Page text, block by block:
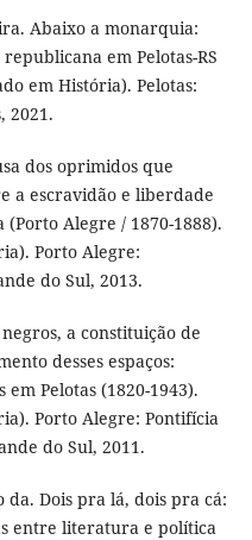
Abaixo a monarquia:
em Pelotas-RS
em História). Pelotas:
2021.
dos oprimidos que
a escravidão e liberdade
Alegre / 1870-1888).
Porto Alegre:
do Sul, 2013.
a constituição de
desses espaços:
Pelotas (1820-1943).
Porto Alegre: Pontifícia
do Sul, 2011.
da. Dois pra lá, dois pra cá:
entre literatura e política